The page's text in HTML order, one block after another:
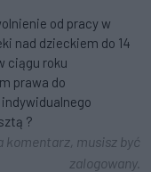
od pracy w
nad dzieckiem do 14
ciągu roku
prawa do
?
komentarz, musisz być
zalogowany.